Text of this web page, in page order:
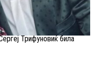
Трифуновиќ била